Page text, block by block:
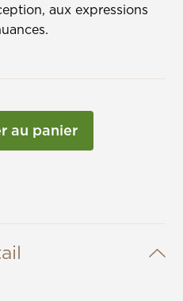
aux expressions
au panier